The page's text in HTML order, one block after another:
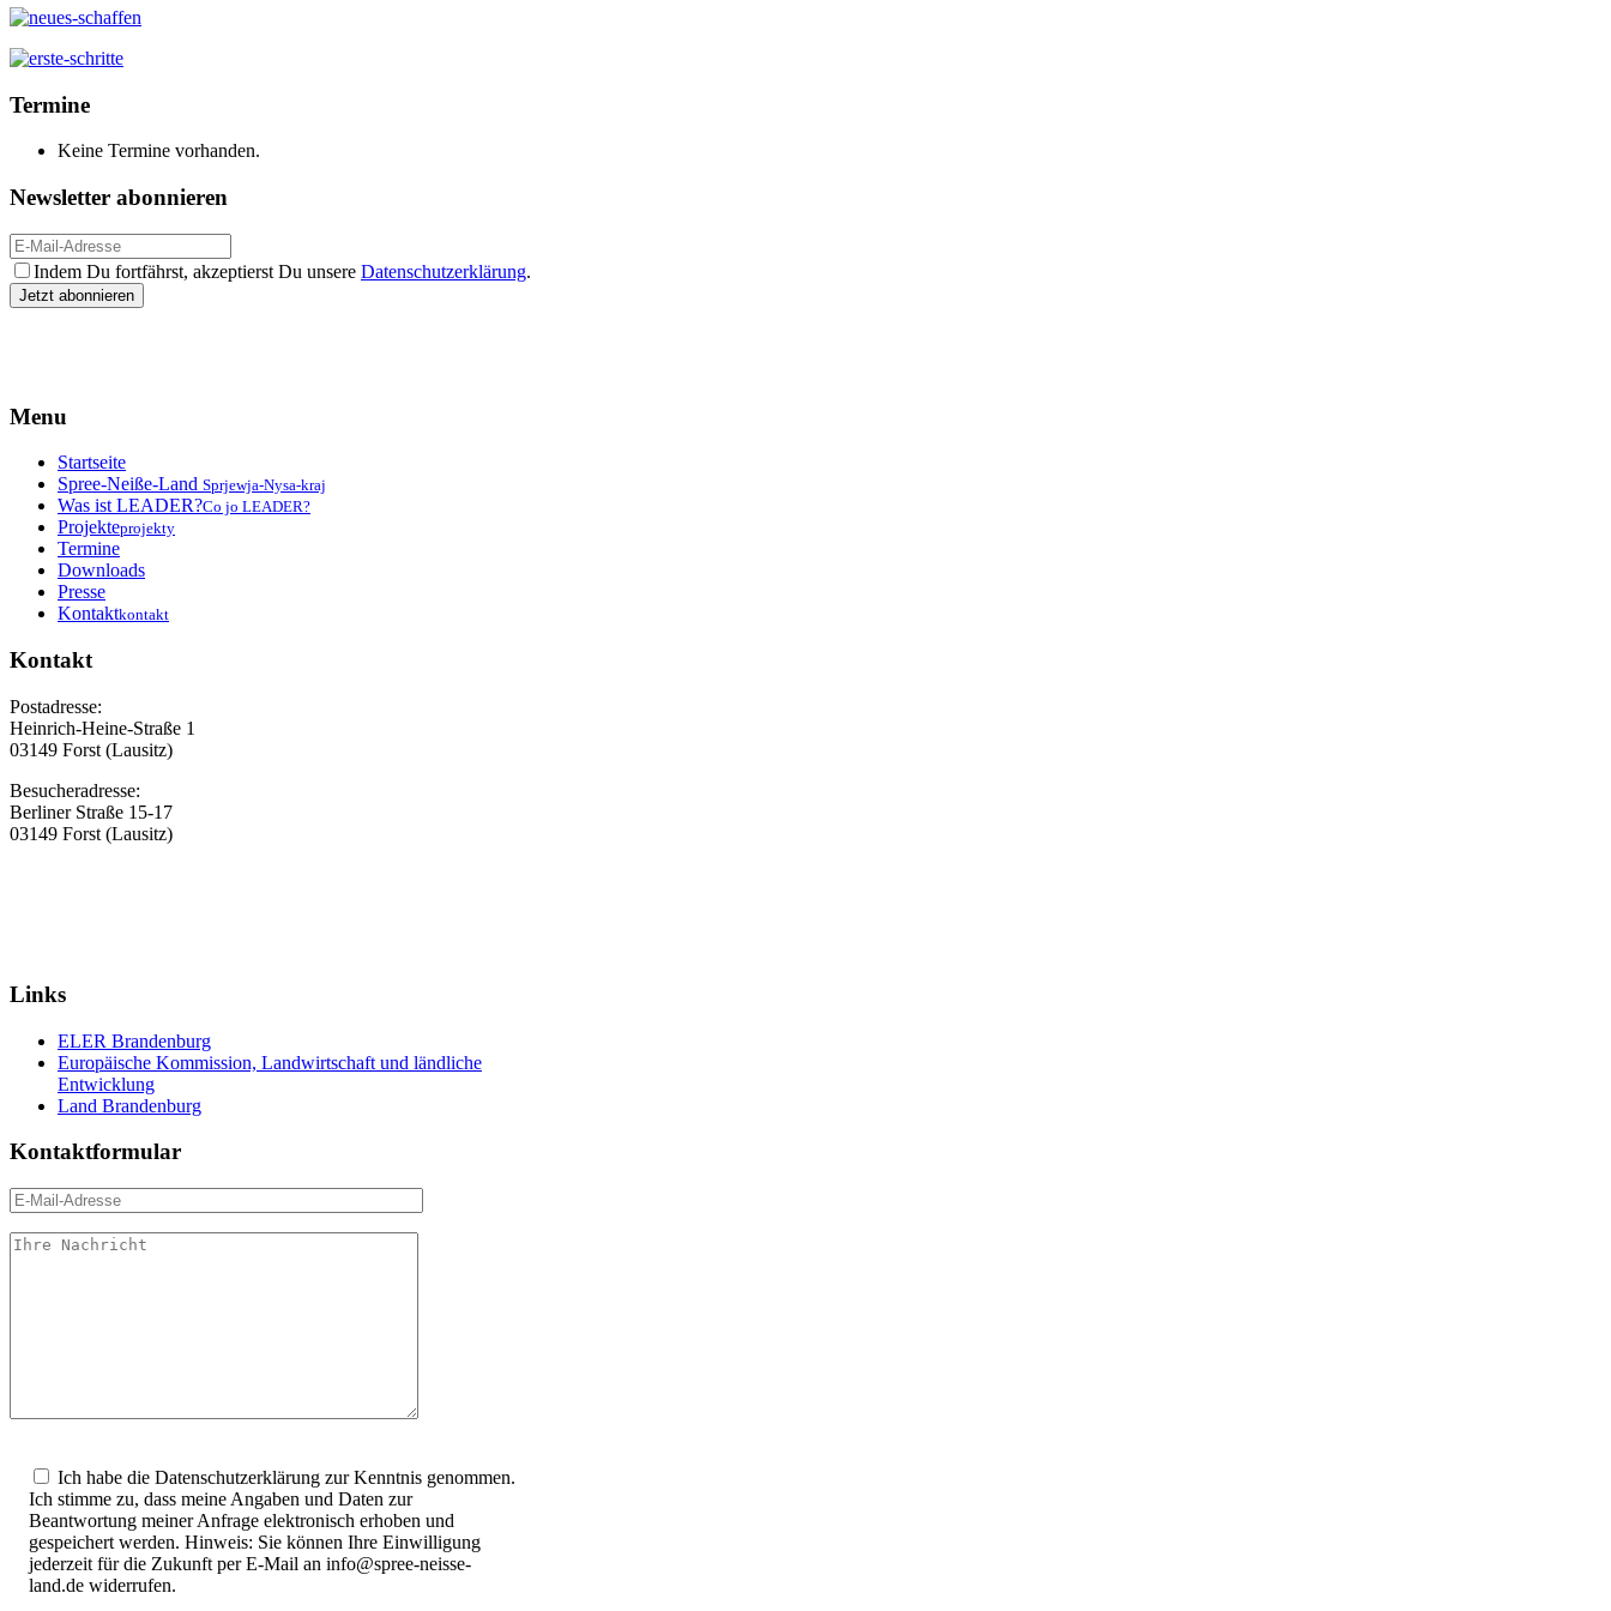
Termine
Keine Termine vorhanden.
Newsletter abonnieren
Indem Du fortfährst, akzeptierst Du unsere Datenschutzerklärung.
Menu
Startseite
Spree-Neiße-Land Sprjewja-Nysa-kraj
Was ist LEADER?Co jo LEADER?
Projekteprojekty
Termine
Downloads
Presse
Kontaktkontakt
Kontakt
Postadresse:
Heinrich-Heine-Straße 1
03149 Forst (Lausitz)
Besucheradresse:
Berliner Straße 15-17
03149 Forst (Lausitz)
Links
ELER Brandenburg
Europäische Kommission, Landwirtschaft und ländliche
Entwicklung
Land Brandenburg
Kontaktformular
lasse
dieses
Feld
leer.
Ich habe die Datenschutzerklärung zur Kenntnis genommen.
Ich stimme zu, dass meine Angaben und Daten zur
Beantwortung meiner Anfrage elektronisch erhoben und
gespeichert werden. Hinweis: Sie können Ihre Einwilligung
jederzeit für die Zukunft per E-Mail an info@spree-neisse-
land.de widerrufen.